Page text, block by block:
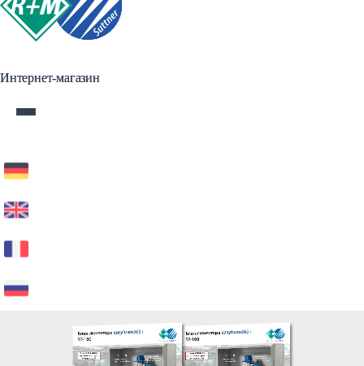
Интернет-магазин
Интернет-магазин